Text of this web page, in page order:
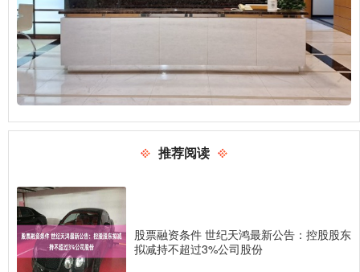
推荐阅读
股票融资条件 世纪天鸿最新公告：控股股东
拟减持不超过3%公司股份